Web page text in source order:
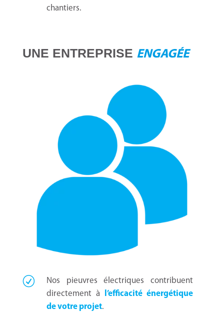
chantiers.
UNE ENTREPRISE ENGAGÉE
Nos pieuvres électriques contribuent
directement à
l’efficacité énergétique
de votre projet.